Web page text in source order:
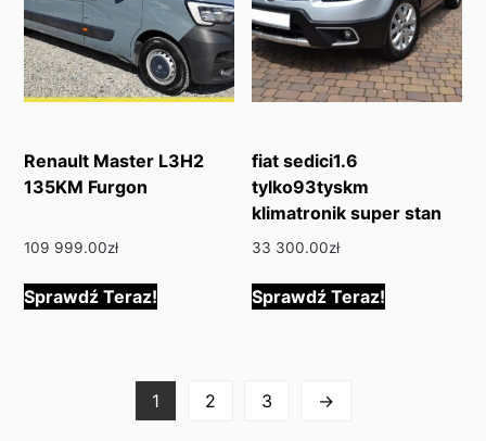
Renault Master L3H2
135KM Furgon
109 999.00zł
Sprawdź Teraz!
fiat sedici1.6
tylko93tyskm
klimatronik super stan
33 300.00zł
Sprawdź Teraz!
1 2 3 →